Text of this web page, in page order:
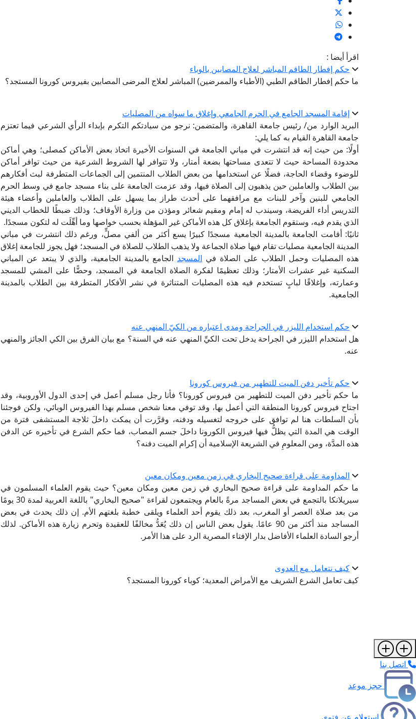
اقرأ أيضا :
حكم إفطار الطاقم المباشر لعلاج المصابين بالوباء
ما حكم إفطار الطاقم الطبي (الأطباء والممرضين) المباشر لعلاج المرضى المصابين بفيروس كورونا المستجد؟
إقامة المسجد الجامع في الحرم الجامعي وإغلاق ما سواه من المصليات
البريد الوارد من/ رئيس جامعة القاهرة، والمتضمن: نرجو من سيادتكم التكرم بإبداء الرأي الشرعي فيما تعتزم
جامعة القاهرة القيام به كما يلي:
أولًا: من حيث إنه قد انتشرت في مباني الجامعة في السنوات الأخيرة اتخاذ بعض الأماكن كمصلى؛ وهي أماكن
محدودة المساحة حيث لا تتعدى مساحتها بضعة أمتار، ولا تتوافر لها الشروط الشرعية من حيث توافر أماكن
للوضوء وقضاء الحاجة، فضلًا عن استخدامها من بعض الطلاب المنتمين إلى الجماعات المتطرفة لبث أفكارهم
بين الطلاب والعاملين حين يذهبون إلى الصلاة فيها، وقد عزمت الجامعة على بناء مسجد جامع في وسط الحرم
الجامعي للبنين وآخر للبنات مع مرافقهما على أحدث طراز بما يسهل على الطلاب والعاملين وأعضاء هيئة
التدريس أداء الفريضة، وسيندب له إمام ومقيم شعائر ومؤذن من وزارة الأوقاف؛ وذلك ضبطًا للخطاب الديني
الذي يقدم فيه، وستقوم الجامعة بإغلاق كل هذه الأماكن غير المؤهلة بحسب خواصها وما أهِّلَت له لتكون مسجدًا.
ثانيًا: أقامت الجامعة بالمدينة الجامعية مسجدًا كبيرًا يسع أكثر من ألفي مصلٍّ، ورغم ذلك انتشرت في مباني
المدينة الجامعية مصليات تقام فيها صلاة الجماعة ولا يذهب الطلاب للصلاة في المسجد؛ فهل يجوز للجامعة إغلاق
هذه المصليات وحمل الطلاب على الصلاة في المسجد الجامع بالمدينة الجامعية، والذي لا يبتعد عن المباني
السكنية غير عشرات الأمتار؛ وذلك تعظيمًا لفكرة الصلاة الجامعة في المسجد، وحضًّا على المشي للمسجد
وعمارته، وإغلاقًا لبابٍ تستخدم فيه هذه المصليات المتناثرة في نشر الأفكار المتطرفة بين الطلاب بالمدينة
الجامعية.
حكم استخدام الليزر في الجراحة ومدى اعتباره من الكيّ المنهي عنه
هل استخدام الليزر في الجراحة يدخل تحت الكيِّ المنهي عنه في السنة؟ مع بيان الفرق بين الكي الجائز والمنهي
عنه.
حكم تأخير دفن الميت للتطهير من فيروس كورونا
ما حكم تأخير دفن الميت للتطهير من فيروس كورونا؟ فأنا رجل مسلم أعمل في إحدى الدول الأوروبية، وقد
اجتاح فيروس كورونا المنطقة التي أعمل بها، وقد توفي معنا شخص مسلم بهذا الفيروس الوبائي، ولكن فوجئنا
بأن السلطات هنا لم توافق على خروجه لتغسيله ودفنه، وقرَّرت أن يمكث داخلَ ثلاجة المستشفى فترة من
الوقت هي المدة التي يظلُّ فيها فيروس الكورونا داخلَ جسم المصاب، فما حكم الشرع في تأخيره عن الدفن
هذه المدَّة، ومن المعلومِ في الشريعة الإسلامية أن إكرام الميت دفنه؟
المداومة على قراءة صحيح البخاري في زمن معين ومكان معين
ما حكم المداومة على قراءة صحيح البخاري في زمن معين ومكان معين؟ حيث يقوم العلماء المسلمون في
سيريلانكا بالتجمع في بعض المساجد مرةً بالعام ويجتمعون لقراءة "صحيح البخاري" باللغة العربية لمدة 30 يومًا
من بعد صلاة العصر أو المغرب، بعد ذلك يقوم أحد العلماء ويلقى خطبة بلغتهم الأم. إن ذلك يحدث في بعض
المساجد منذ أكثر من 90 عامًا. يقول بعض الناس إن ذلك يُعَدُّ مخالفًا للعقيدة وتحرم زيارة هذه الأماكن. لذلك
أرجو السادة العلماء الأفاضل بدار الإفتاء المصرية الرد على هذا الأمر.
كيف نتعامل مع العدوى
كيف تعامل الشرع الشريف مع الأمراض المعدية؛ كوباء كورونا المستجد؟
اتصل بنا
حجز موعد